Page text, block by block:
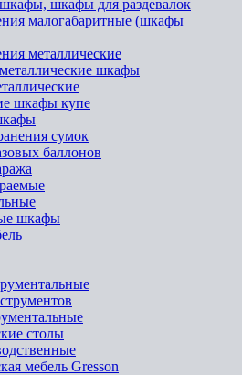
шкафы для раздевалок
малогабаритные (шкафы
металлические
шкафы
шкафы купе
сумок
баллонов
шкафы
столы
мебель Gresson